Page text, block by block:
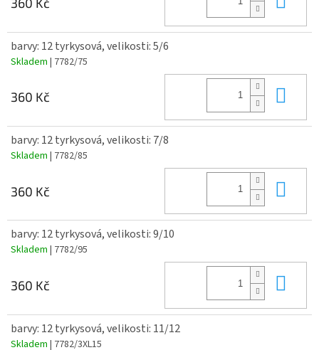
barvy: 12 tyrkysová, velikosti: 5/6
Skladem | 7782/75
360 Kč
barvy: 12 tyrkysová, velikosti: 7/8
Skladem | 7782/85
360 Kč
barvy: 12 tyrkysová, velikosti: 9/10
Skladem | 7782/95
360 Kč
barvy: 12 tyrkysová, velikosti: 11/12
Skladem | 7782/3XL15